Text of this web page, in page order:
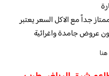
جداً مع الاكل السعر يعتبر
عروض جامدة واغرائية